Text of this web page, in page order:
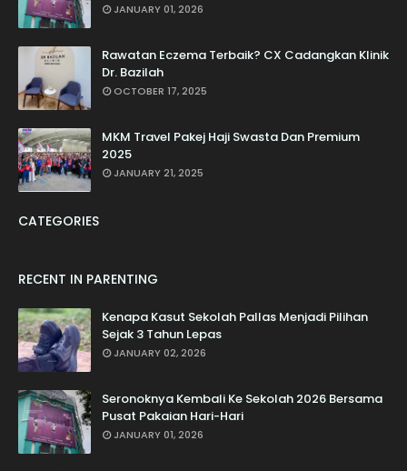
JANUARY 01, 2026
Rawatan Eczema Terbaik? CX Cadangkan Klinik
Dr. Bazilah
OCTOBER 17, 2025
MKM Travel Pakej Haji Swasta Dan Premium
2025
JANUARY 21, 2025
CATEGORIES
RECENT IN PARENTING
Kenapa Kasut Sekolah Pallas Menjadi Pilihan
Sejak 3 Tahun Lepas
JANUARY 02, 2026
Seronoknya Kembali Ke Sekolah 2026 Bersama
Pusat Pakaian Hari-Hari
JANUARY 01, 2026